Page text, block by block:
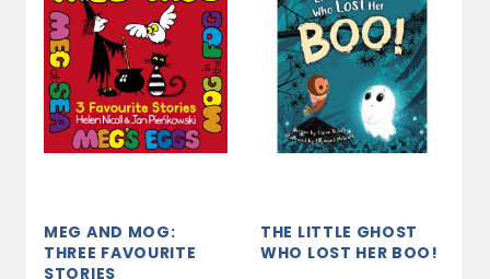
MEG AND MOG:
THREE FAVOURITE
STORIES
THE LITTLE GHOST
WHO LOST HER BOO!